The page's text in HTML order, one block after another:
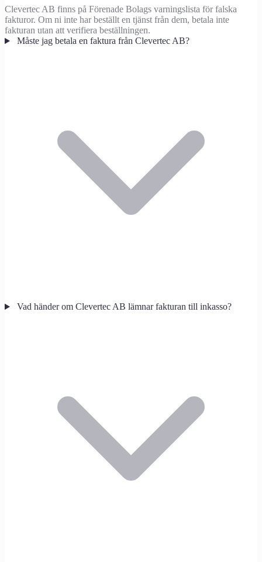
Clevertec AB finns på Förenade Bolags varningslista för falska
fakturor. Om ni inte har beställt en tjänst från dem, betala inte
fakturan utan att verifiera beställningen.
Måste jag betala en faktura från Clevertec AB?
Vad händer om Clevertec AB lämnar fakturan till inkasso?